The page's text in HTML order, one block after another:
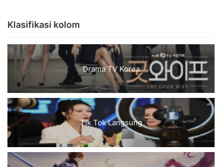
Klasifikasi kolom
Drama TV Korea
Tik Tok Langsung